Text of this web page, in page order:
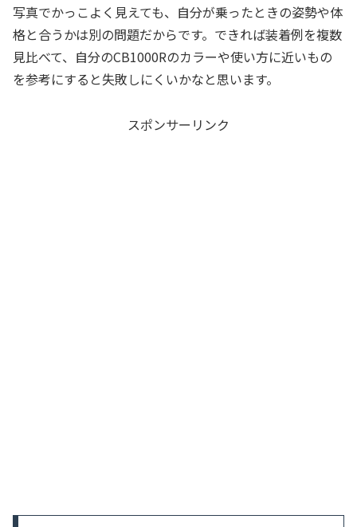
写真でかっこよく見えても、自分が乗ったときの姿勢や体
格と合うかは別の問題だからです。できれば装着例を複数
見比べて、自分のCB1000Rのカラーや使い方に近いもの
を参考にすると失敗しにくいかなと思います。
スポンサーリンク